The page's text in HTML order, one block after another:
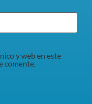
y web en este
comente.